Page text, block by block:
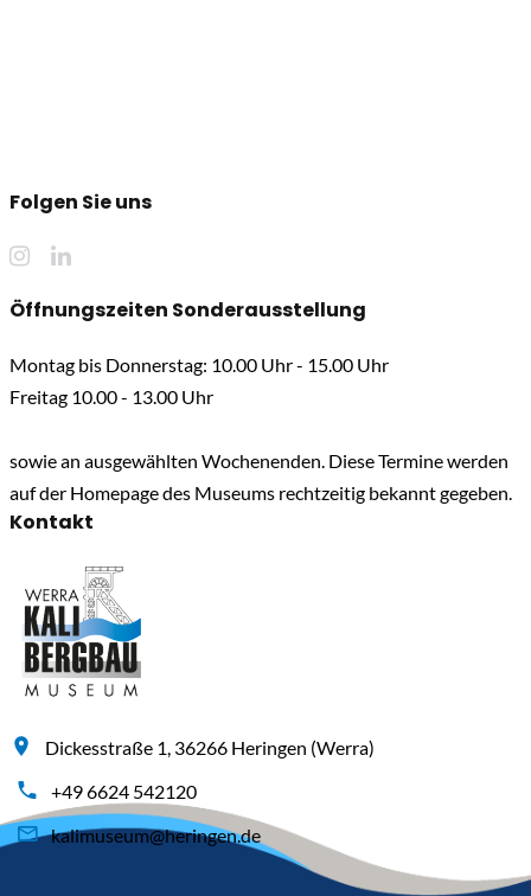
Folgen Sie uns
Öffnungszeiten Sonderausstellung
Montag bis Donnerstag: 10.00 Uhr - 15.00 Uhr
Freitag 10.00 - 13.00 Uhr
sowie an ausgewählten Wochenenden. Diese Termine werden
auf der Homepage des Museums rechtzeitig bekannt gegeben.
Kontakt
Dickesstraße 1, 36266 Heringen (Werra)
+49 6624 542120
kalimuseum@heringen.de